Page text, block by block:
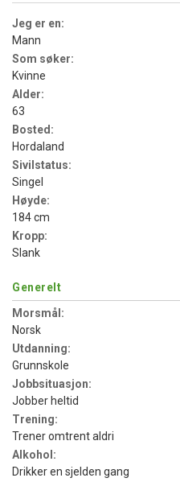
Jeg er en:
Mann
Som søker:
Kvinne
Alder:
63
Bosted:
Hordaland
Sivilstatus:
Singel
Høyde:
184 cm
Kropp:
Slank
Generelt
Morsmål:
Norsk
Utdanning:
Grunnskole
Jobbsituasjon:
Jobber heltid
Trening:
Trener omtrent aldri
Alkohol:
Drikker en sjelden gang